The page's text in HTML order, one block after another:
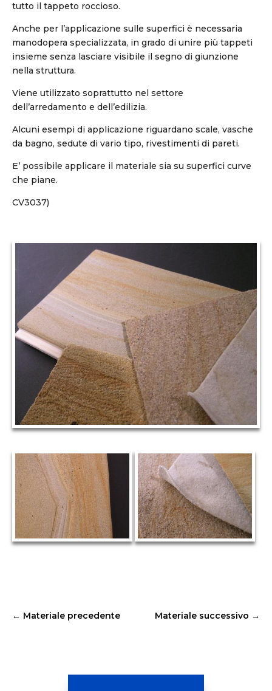
tutto il tappeto roccioso.
Anche per l’applicazione sulle superfici è necessaria
manodopera specializzata, in grado di unire più tappeti
insieme senza lasciare visibile il segno di giunzione
nella struttura.
Viene utilizzato soprattutto nel settore
dell’arredamento e dell’edilizia.
Alcuni esempi di applicazione riguardano scale, vasche
da bagno, sedute di vario tipo, rivestimenti di pareti.
E’ possibile applicare il materiale sia su superfici curve
che piane.
CV3037)
← Materiale precedente Materiale successivo →